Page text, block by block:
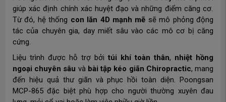
giúp xác định chính xác huyệt đạo và những điểm căng cơ.
Từ đó, hệ thống con lăn 4D mạnh mẽ sẽ mô phỏng động
tác của chuyên gia, day miết sâu vào các mô cơ bị căng
cứng.
Liệu trình được hỗ trợ bởi túi khí toàn thân, nhiệt hồng
ngoại chuyên sâu và bài tập kéo giãn Chiropractic, mang
đến hiệu quả thư giãn và phục hồi toàn diện. Poongsan
MCP-865 đặc biệt phù hợp cho người thường xuyên đau